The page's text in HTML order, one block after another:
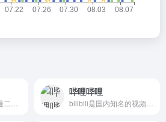
哔哩哔哩